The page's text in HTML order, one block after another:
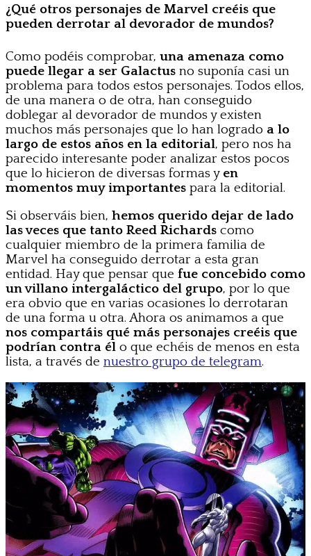
¿Qué otros personajes de Marvel creéis que
pueden derrotar al devorador de mundos?
Como podéis comprobar, una amenaza como
puede llegar a ser Galactus no suponía casi un
problema para todos estos personajes. Todos ellos,
de una manera o de otra, han conseguido
doblegar al devorador de mundos y existen
muchos más personajes que lo han logrado a lo
largo de estos años en la editorial, pero nos ha
parecido interesante poder analizar estos pocos
que lo hicieron de diversas formas y en
momentos muy importantes para la editorial.
Si observáis bien, hemos querido dejar de lado
las veces que tanto Reed Richards como
cualquier miembro de la primera familia de
Marvel ha conseguido derrotar a esta gran
entidad. Hay que pensar que fue concebido como
un villano intergaláctico del grupo, por lo que
era obvio que en varias ocasiones lo derrotaran
de una forma u otra. Ahora os animamos a que
nos compartáis qué más personajes creéis que
podrían contra él o que echéis de menos en esta
lista, a través de nuestro grupo de telegram.